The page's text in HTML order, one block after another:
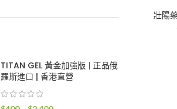
TITAN GEL 黃金加強版 | 正品俄
羅斯進口 | 香港直營
壯陽